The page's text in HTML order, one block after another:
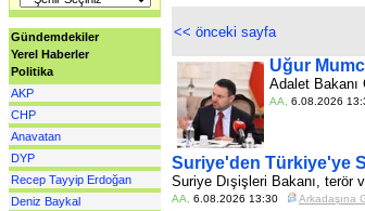
Gündemdekiler
Yerel Haberler
Politika
AKP
CHP
Anavatan
DYP
Recep Tayyip Erdoğan
Deniz Baykal
<< önceki sayfa
Uğur
Adalet Bakanı
AA 6.08.2026
Suriye'den Türkiye'ye
Suriye Dışişleri Bakanı, terör
AA 6.08.2026 13:30 Arkadaşına